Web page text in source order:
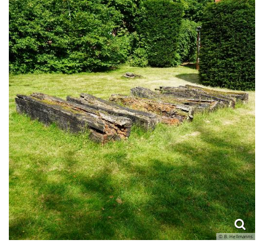
© B. Hellmanns